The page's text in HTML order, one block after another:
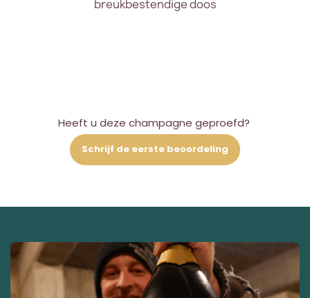
breukbestendige doos
Heeft u deze champagne geproefd?
Schrijf de eerste beoordeling